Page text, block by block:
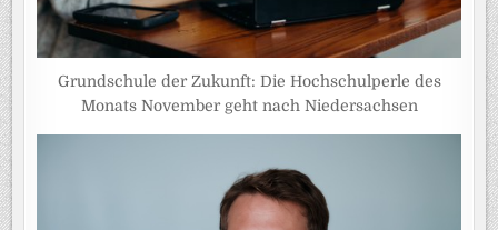
Grundschule der Zukunft: Die Hochschulperle des
Monats November geht nach Niedersachsen